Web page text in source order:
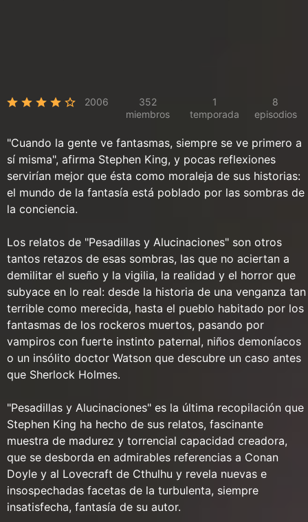
2006
352
miembros
1
temporada
8
episodios
"Cuando la gente ve fantasmas, siempre se ve primero a
sí misma", afirma Stephen King, y pocas reflexiones
servirían mejor que ésta como moraleja de sus historias:
el mundo de la fantasía está poblado por las sombras de
la conciencia.
Los relatos de "Pesadillas y Alucinaciones" son otros
tantos retazos de esas sombras, las que no aciertan a
demilitar el sueño y la vigilia, la realidad y el horror que
subyace en lo real: desde la historia de una venganza tan
terrible como merecida, hasta el pueblo habitado por los
fantasmas de los rockeros muertos, pasando por
vampiros con fuerte instinto paternal, niños demoníacos
o un insólito doctor Watson que descubre un caso antes
que Sherlock Holmes.
"Pesadillas y Alucinaciones" es la última recopilación que
Stephen King ha hecho de sus relatos, fascinante
muestra de madurez y torrencial capacidad creadora,
que se desborda en admirables referencias a Conan
Doyle y al Lovecraft de Cthulhu y revela nuevas e
insospechadas facetas de la turbulenta, siempre
insatisfecha, fantasía de su autor.